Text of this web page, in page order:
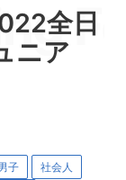
全日
ニア
子
社会人